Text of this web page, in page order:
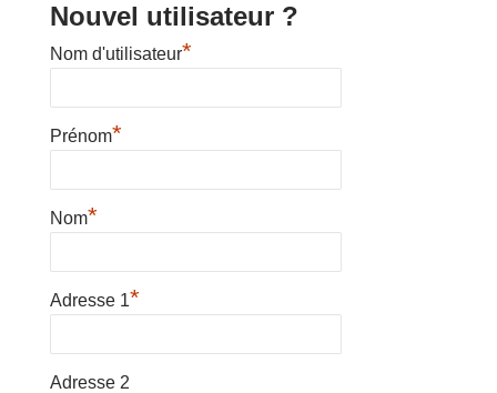
Nouvel utilisateur ?
Nom d'utilisateur*
Prénom*
Nom*
Adresse 1*
Adresse 2